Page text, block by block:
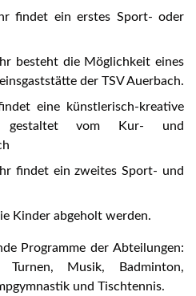
findet ein erstes Sport- oder
besteht die Möglichkeit eines
der TSV Auerbach.
eine künstlerisch-kreative
gestaltet vom Kur- und
findet ein zweites Sport- und
Kinder abgeholt werden.
Programme der Abteilungen:
Turnen, Musik, Badminton,
und Tischtennis.